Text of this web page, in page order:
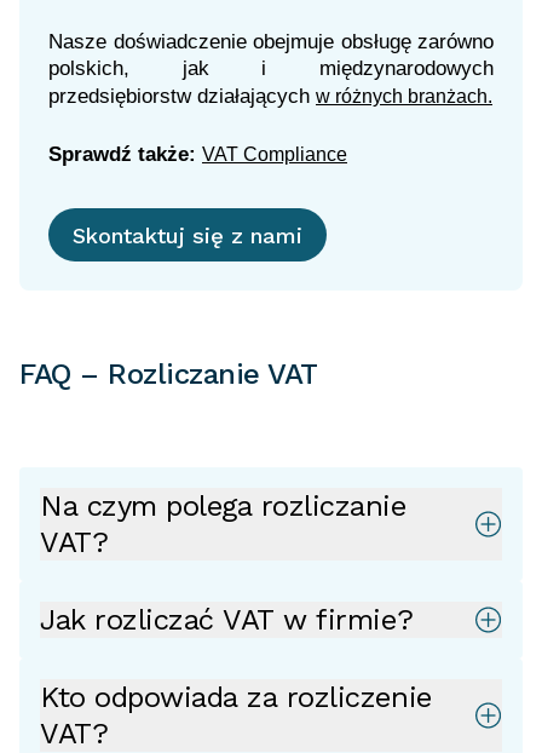
Nasze doświadczenie obejmuje obsługę zarówno
polskich, jak i międzynarodowych
przedsiębiorstw działających w różnych branżach.
Sprawdź także: VAT Compliance
Skontaktuj się z nami
FAQ – Rozliczanie VAT
Na czym polega rozliczanie
VAT?
Jak rozliczać VAT w firmie?
Kto odpowiada za rozliczenie
VAT?